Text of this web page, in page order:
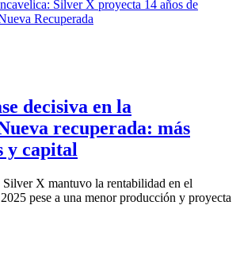
decisiva en la
recuperada: más
y capital
Silver X mantuvo la rentabilidad en el
pese a una menor producción y proyecta